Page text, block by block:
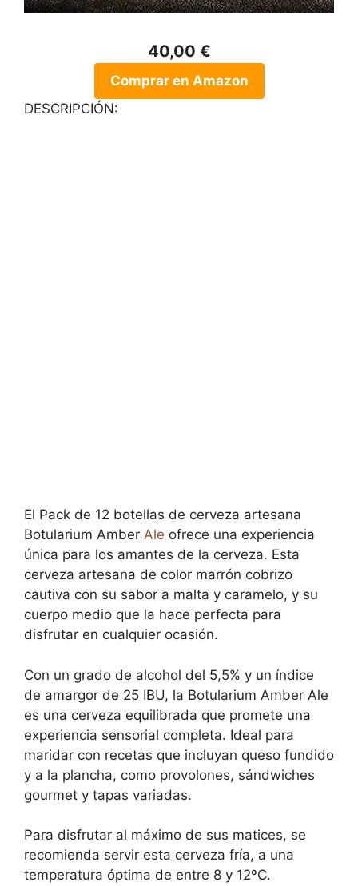
40,00 €
Comprar en Amazon
DESCRIPCIÓN:
El Pack de 12 botellas de cerveza artesana
Botularium Amber Ale ofrece una experiencia
única para los amantes de la cerveza. Esta
cerveza artesana de color marrón cobrizo
cautiva con su sabor a malta y caramelo, y su
cuerpo medio que la hace perfecta para
disfrutar en cualquier ocasión.
Con un grado de alcohol del 5,5% y un índice
de amargor de 25 IBU, la Botularium Amber Ale
es una cerveza equilibrada que promete una
experiencia sensorial completa. Ideal para
maridar con recetas que incluyan queso fundido
y a la plancha, como provolones, sándwiches
gourmet y tapas variadas.
Para disfrutar al máximo de sus matices, se
recomienda servir esta cerveza fría, a una
temperatura óptima de entre 8 y 12ºC.